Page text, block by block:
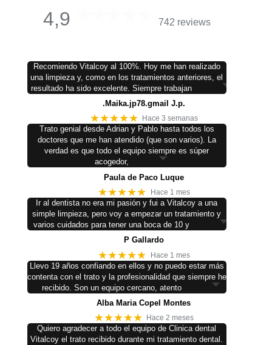
4,9 742 reviews
Recomiendo Vitalcoy al 100%. Hoy me han realizado
una limpieza y, como en los tratamientos anteriores, el
resultado ha sido excelente. Siempre trabajan
.Maika.jp78.gmail J.p.
★★★★★ Hace 3 semanas
Trato genial desde Adrian y Pablo hasta todos los
doctores que me han atendido (que son varios). La
verdad es que todo el equipo siempre es súper
acogedor,
Paula de Paco Luque
★★★★★ Hace 1 mes
Ir al dentista no era mi pasión y fui a Vitalcoy a una
simple limpieza, pero voy a empezar un tratamiento y
varios cuidados para tener una boca de 10 y
P Gallardo
★★★★★ Hace 1 mes
Llevo 19 años confiando en ellos y no puedo estar más
contenta con el trato y la profesionalidad que siempre he
recibido. Son un equipo cercano, atento
Alba Maria Copel Montes
★★★★★ Hace 2 meses
Quiero agradecer a todo el equipo de Clinica dental
Vitalcoy el trato recibido durante mi tratamiento dental.